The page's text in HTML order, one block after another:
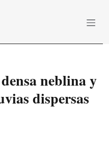
neblina y
dispersas